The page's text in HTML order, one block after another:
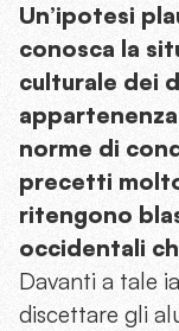
Un’ipotesi
conosca la
culturale dei
norme di
precetti
ritengono
occidentali
Davanti a tale
discettare gli